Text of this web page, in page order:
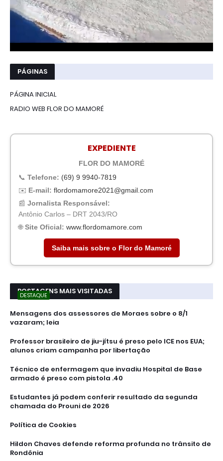
PÁGINAS
PÁGINA INICIAL
RADIO WEB FLOR DO MAMORÉ
EXPEDIENTE
FLOR DO MAMORÉ
📞 Telefone: (69) 9 9940-7819
✉️ E-mail: flordomamore2021@gmail.com
📰 Jornalista Responsável:
Antônio Carlos – DRT 2043/RO
🌐Site Oficial: www.flordomamore.com
Saiba mais sobre o Flor do Mamoré
POSTAGENS MAIS VISITADAS
DESTAQUE
Mensagens dos assessores de Moraes sobre o 8/1
vazaram; leia
Professor brasileiro de jiu-jítsu é preso pelo ICE nos EUA;
alunos criam campanha por libertação
Técnico de enfermagem que invadiu Hospital de Base
armado é preso com pistola .40
Estudantes já podem conferir resultado da segunda
chamada do Prouni de 2026
Política de Cookies
Hildon Chaves defende reforma profunda no trânsito de
Rondônia